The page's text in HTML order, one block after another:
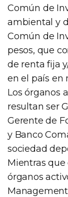
Común de
ambiental y
Común de
pesos, que
de renta fija
en el país en
Los órganos
resultan ser
Gerente de
y Banco
sociedad
Mientras
órganos
Management